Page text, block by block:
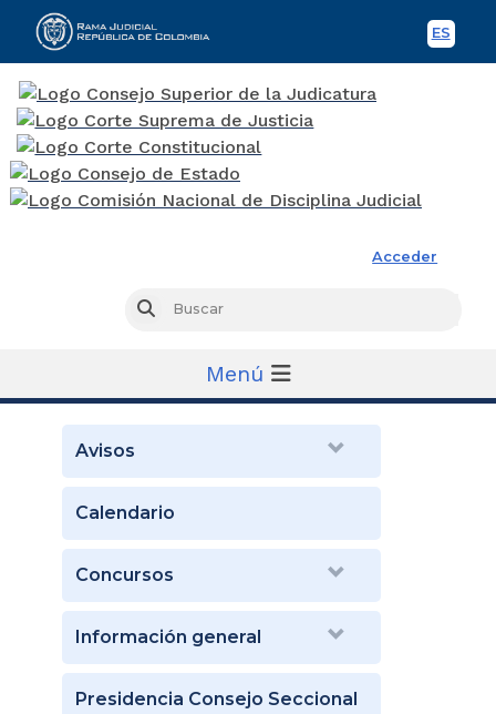
ES
Acceder
Buscar
Menú
Avisos
Calendario
Concursos
Información general
Presidencia Consejo Seccional